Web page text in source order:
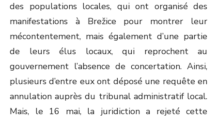
des populations locales, qui ont organisé des
manifestations à Brežice pour montrer leur
mécontentement, mais également d’une partie
de leurs élus locaux, qui reprochent au
gouvernement l’absence de concertation. Ainsi,
plusieurs d’entre eux ont déposé une requête en
annulation auprès du tribunal administratif local.
Mais, le 16 mai, la juridiction a rejeté cette